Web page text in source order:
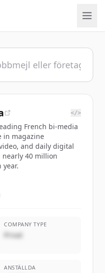
</>
French bi-media
in magazine
and daily digital
40 million
year.
COMPANY TYPE
Privat
ANSTÄLLDA